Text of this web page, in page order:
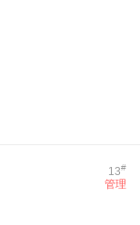
13#
管理